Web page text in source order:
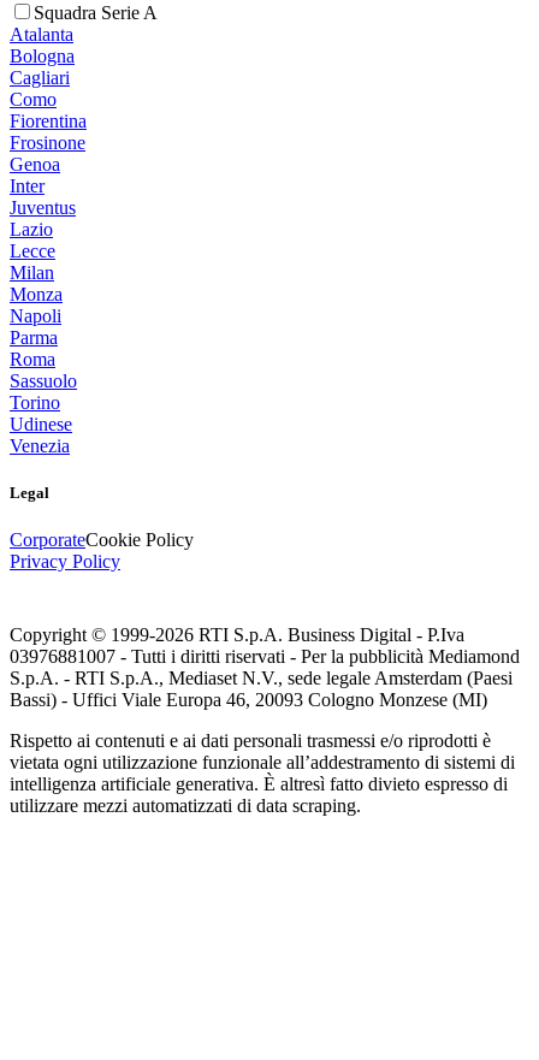
Squadra Serie A
Atalanta
Bologna
Cagliari
Como
Fiorentina
Frosinone
Genoa
Inter
Juventus
Lazio
Lecce
Milan
Monza
Napoli
Parma
Roma
Sassuolo
Torino
Udinese
Venezia
Legal
CorporateCookie Policy
Privacy Policy
Copyright © 1999-2026 RTI S.p.A. Business Digital - P.Iva
03976881007 - Tutti i diritti riservati - Per la pubblicità Mediamond
S.p.A. - RTI S.p.A., Mediaset N.V., sede legale Amsterdam (Paesi
Bassi) - Uffici Viale Europa 46, 20093 Cologno Monzese (MI)
Rispetto ai contenuti e ai dati personali trasmessi e/o riprodotti è
vietata ogni utilizzazione funzionale all’addestramento di sistemi di
intelligenza artificiale generativa. È altresì fatto divieto espresso di
utilizzare mezzi automatizzati di data scraping.